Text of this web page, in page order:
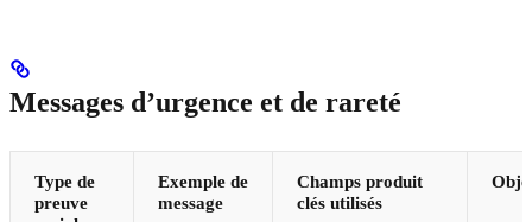
Messages d’urgence et de rareté
Type de
preuve
Exemple de
message
Champs produit
clés utilisés